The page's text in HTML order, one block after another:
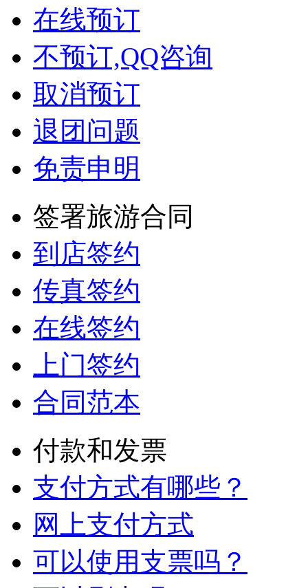
在线预订
不预订,QQ咨询
取消预订
退团问题
免责申明
签署旅游合同
到店签约
传真签约
在线签约
上门签约
合同范本
付款和发票
支付方式有哪些？
网上支付方式
可以使用支票吗？